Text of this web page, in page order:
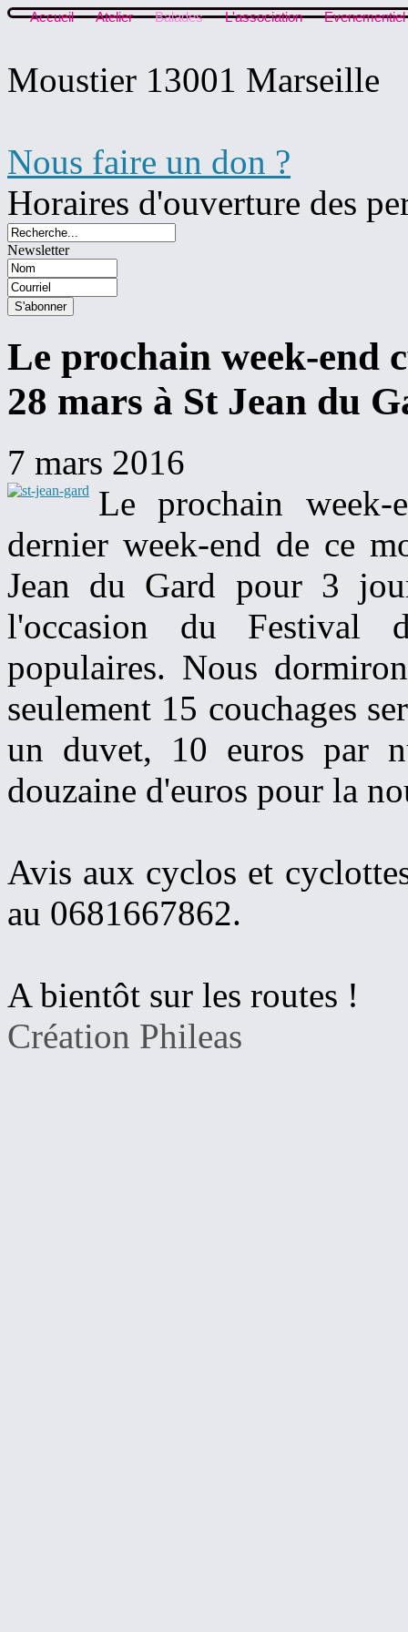
Accueil Atelier Balades L'association Evenementiel
Moustier 13001 Marseille
Nous faire un don ?
Horaires d'ouverture des
Newsletter
Le prochain week-end
28 mars à St Jean du
7 mars 2016
Le prochain
dernier week-end de ce
Jean du Gard pour 3
l'occasion du Festival
populaires. Nous
seulement 15 couchages
un duvet, 10 euros par
douzaine d'euros pour la
Avis aux cyclos et
au 0681667862.
A bientôt sur les routes !
Création Phileas